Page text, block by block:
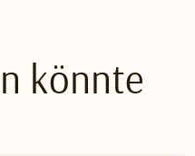
könnte